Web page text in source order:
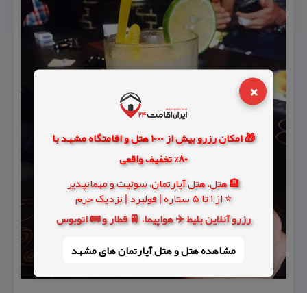
×
🎁 امکان رزرو بیش از 1000 هتل و اقامتگاه مشهد با
80% تخفیف واقعی
🏨 هتل، هتل آپارتمان، سوئیت و مهمانپذیر
⭐ از 1 تا 5 ستاره | فولبرد | نزدیک حرم
رزرو آنلاین بلیط ✈️ هواپیما، 🚆 قطار و 🚌 اتوبوس
مشاهده هتل و هتل‌ آپارتمان های مشهد